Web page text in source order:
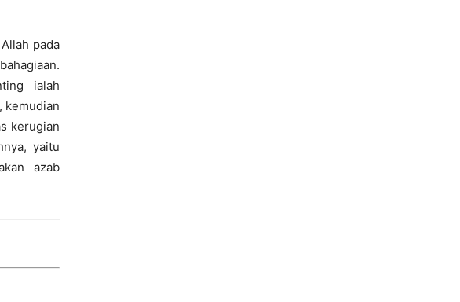
pada
ialah
kemudian
kerugian
yaitu
azab